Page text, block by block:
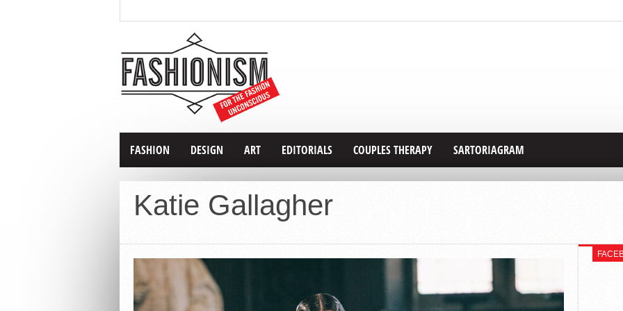
FASHION DESIGN ART EDITORIALS COUPLES THERAPY SARTORIAGRAM
Katie Gallagher